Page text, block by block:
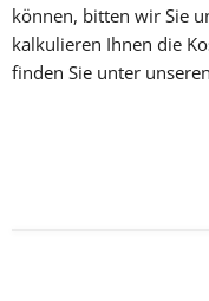
können, bitten wir Sie
kalkulieren Ihnen die
finden Sie unter unseren